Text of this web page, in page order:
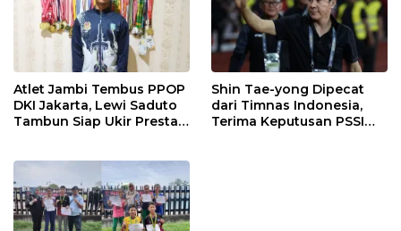
Atlet Jambi Tembus PPOP
DKI Jakarta, Lewi Saduto
Tambun Siap Ukir Prestasi
Shin Tae-yong Dipecat
dari Timnas Indonesia,
Terima Keputusan PSSI